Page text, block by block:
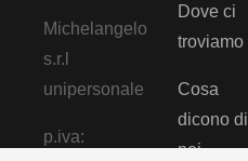
Michelangelo
s.r.l
unipersonale
p.iva:
Dove ci
troviamo
Cosa
dicono di
noi